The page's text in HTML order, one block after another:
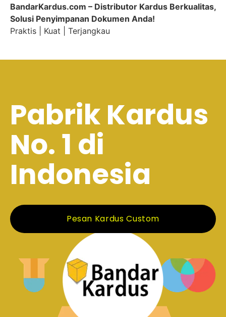
BandarKardus.com – Distributor Kardus Berkualitas,
Solusi Penyimpanan Dokumen Anda!
Praktis | Kuat | Terjangkau
Pabrik Kardus
No. 1 di
Indonesia
Pesan Kardus Custom